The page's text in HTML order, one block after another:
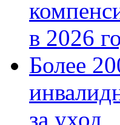
в 2026
Более
за уход